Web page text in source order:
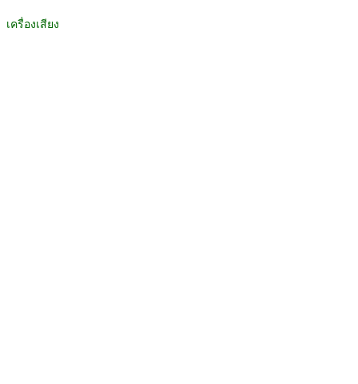
เครื่องเสียง